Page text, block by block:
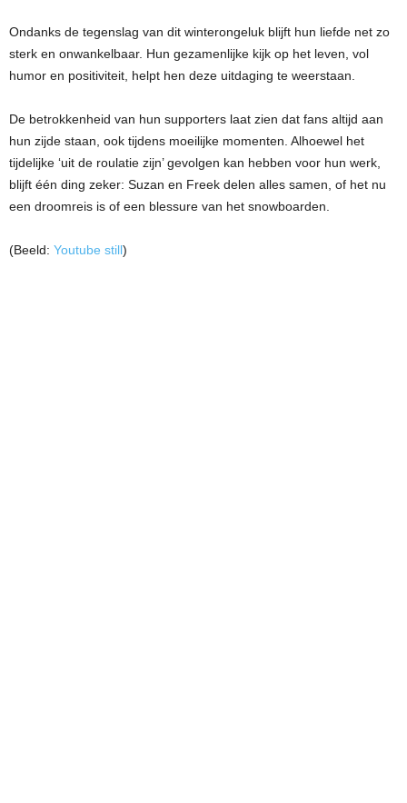
Ondanks de tegenslag van dit winterongeluk blijft hun liefde net zo
sterk en onwankelbaar. Hun gezamenlijke kijk op het leven, vol
humor en positiviteit, helpt hen deze uitdaging te weerstaan.
De betrokkenheid van hun supporters laat zien dat fans altijd aan
hun zijde staan, ook tijdens moeilijke momenten. Alhoewel het
tijdelijke ‘uit de roulatie zijn’ gevolgen kan hebben voor hun werk,
blijft één ding zeker: Suzan en Freek delen alles samen, of het nu
een droomreis is of een blessure van het snowboarden.
(Beeld: Youtube still)